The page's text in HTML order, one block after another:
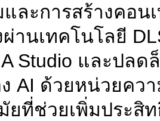
และการสร้างคอ
ผ่านเทคโนโลยี
Studio และปล
AI ด้วยหน่วยคว
ยที่ช่วยเพิ่มประสิ